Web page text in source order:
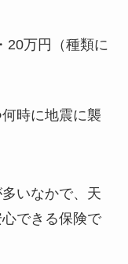
20万円（種類に
時に地震に襲
いなかで、天
できる保険で